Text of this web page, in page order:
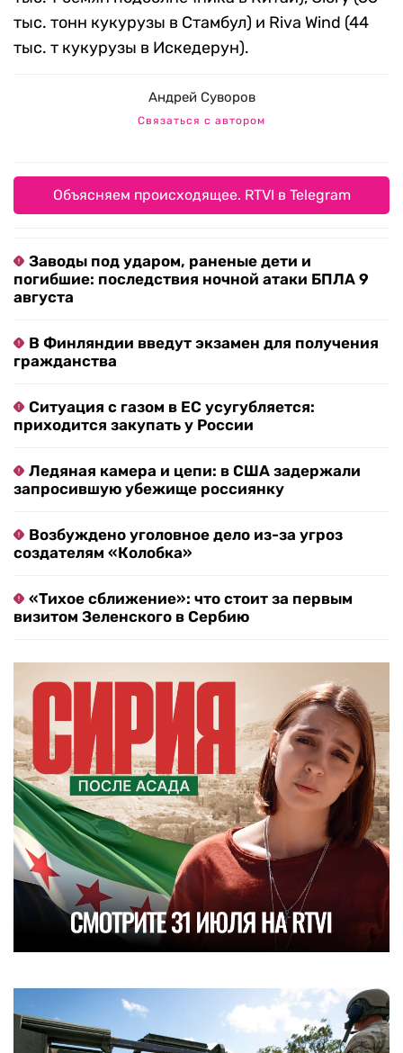
тыс. тонн кукурузы в Стамбул) и Riva Wind (44
тыс. т кукурузы в Искедерун).
Андрей Суворов
Связаться с автором
Объясняем происходящее. RTVI в Telegram
Заводы под ударом, раненые дети и
погибшие: последствия ночной атаки БПЛА 9
августа
В Финляндии введут экзамен для получения
гражданства
Ситуация с газом в ЕС усугубляется:
приходится закупать у России
Ледяная камера и цепи: в США задержали
запросившую убежище россиянку
Возбуждено уголовное дело из-за угроз
создателям «Колобка»
«Тихое сближение»: что стоит за первым
визитом Зеленского в Сербию